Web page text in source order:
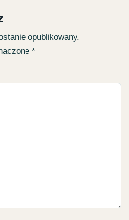
opublikowany.
*